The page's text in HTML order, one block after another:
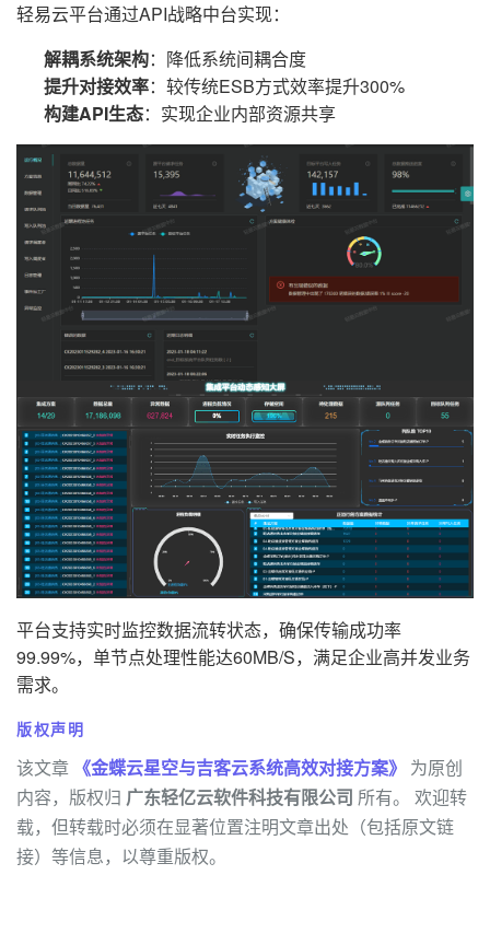
轻易云平台通过API战略中台实现：
解耦系统架构：降低系统间耦合度
提升对接效率：较传统ESB方式效率提升300%
构建API生态：实现企业内部资源共享
平台支持实时监控数据流转状态，确保传输成功率
99.99%，单节点处理性能达60MB/S，满足企业高并发业务
需求。
版权声明
该文章 《金蝶云星空与吉客云系统高效对接方案》 为原创
内容，版权归 广东轻亿云软件科技有限公司 所有。 欢迎转
载，但转载时必须在显著位置注明文章出处（包括原文链
接）等信息，以尊重版权。